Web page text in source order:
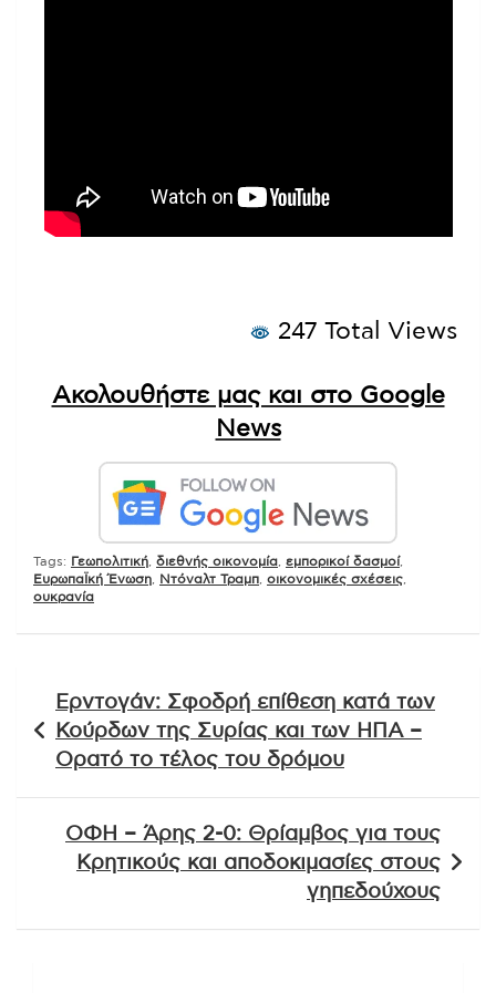
247 Total Views
Ακολουθήστε μας και στο Google
News
Tags: Γεωπολιτική διεθνής οικονομία εμπορικοί δασμοί,
ΕυρωπαΪκή Ένωση
Ντόναλτ Τραμπ οικονομικές σχέσεις
ουκρανία
άρθρων
Ερντογάν: Σφοδρή επίθεση κατά των
Κούρδων της Συρίας και των ΗΠΑ –
Ορατό το τέλος του δρόμου
ΟΦΗ – Άρης 2-0: Θρίαμβος για τους
Κρητικούς και αποδοκιμασίες στους
γηπεδούχους